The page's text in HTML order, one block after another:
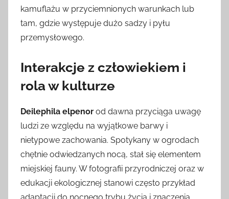
kamuflażu w przyciemnionych warunkach lub
tam, gdzie występuje dużo sadzy i pyłu
przemysłowego.
Interakcje z człowiekiem i
rola w kulturze
Deilephila elpenor od dawna przyciąga uwagę
ludzi ze względu na wyjątkowe barwy i
nietypowe zachowania. Spotykany w ogrodach
chętnie odwiedzanych nocą, stał się elementem
miejskiej fauny. W fotografii przyrodniczej oraz w
edukacji ekologicznej stanowi często przykład